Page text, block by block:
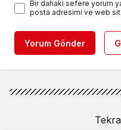
Bir dahaki sefere yorum
posta adresimi ve web
Yorum Gönder